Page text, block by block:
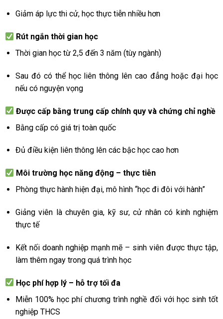
Giảm áp lực thi cử, học thực tiễn nhiều hơn
Rút ngắn thời gian học
Thời gian học từ 2,5 đến 3 năm (tùy ngành)
Sau đó có thể học liên thông lên cao đẳng hoặc đại học
nếu có nguyện vọng
Được cấp bằng trung cấp chính quy và chứng chỉ nghề
Bằng cấp có giá trị toàn quốc
Đủ điều kiện liên thông lên các bậc học cao hơn
Môi trường học năng động – thực tiễn
Phòng thực hành hiện đại, mô hình “học đi đôi với hành”
Giảng viên là chuyên gia, kỹ sư, cử nhân có kinh nghiệm
thực tế
Kết nối doanh nghiệp mạnh mẽ – sinh viên được thực tập,
làm thêm ngay trong quá trình học
Học phí hợp lý – hỗ trợ tối đa
Miễn 100% học phí chương trình nghề đối với học sinh tốt
nghiệp THCS